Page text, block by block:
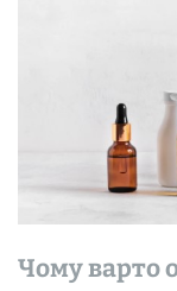
Чому варто